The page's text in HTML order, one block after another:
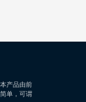
产品由前
单，可谓